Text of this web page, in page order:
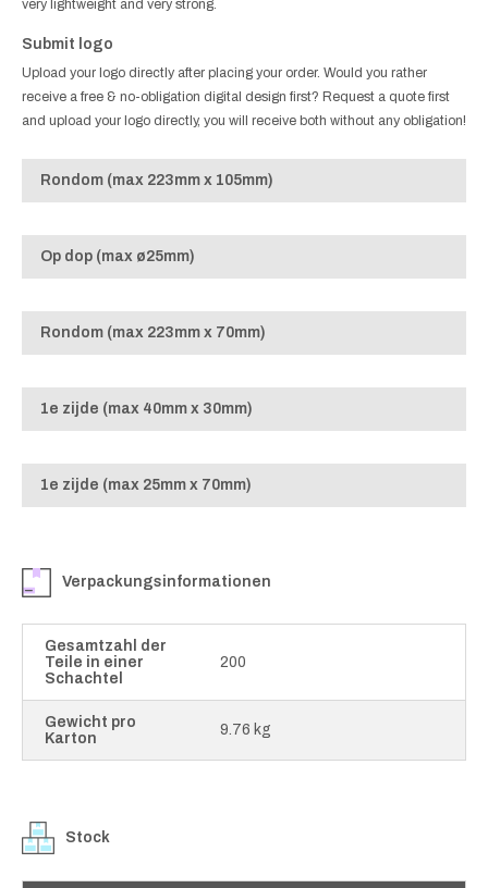
very lightweight and very strong.
Submit logo
Upload your logo directly after placing your order. Would you rather
receive a free & no-obligation digital design first? Request a quote first
and upload your logo directly, you will receive both without any obligation!
Rondom (max 223mm x 105mm)
Op dop (max ø25mm)
Rondom (max 223mm x 70mm)
1e zijde (max 40mm x 30mm)
1e zijde (max 25mm x 70mm)
Verpackungsinformationen
Gesamtzahl der
Teile in einer
Schachtel
200
Gewicht pro
Karton
9.76 kg
Stock